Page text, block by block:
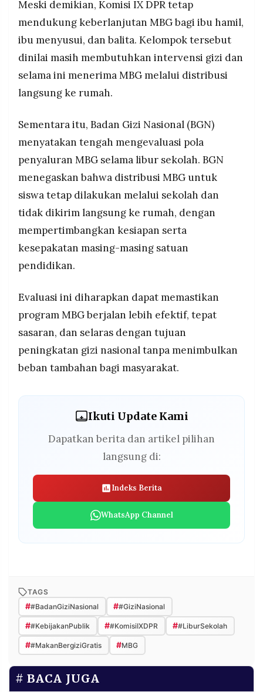
Meski demikian, Komisi IX DPR tetap
mendukung keberlanjutan MBG bagi ibu hamil,
ibu menyusui, dan balita. Kelompok tersebut
dinilai masih membutuhkan intervensi gizi dan
selama ini menerima MBG melalui distribusi
langsung ke rumah.
Sementara itu, Badan Gizi Nasional (BGN)
menyatakan tengah mengevaluasi pola
penyaluran MBG selama libur sekolah. BGN
menegaskan bahwa distribusi MBG untuk
siswa tetap dilakukan melalui sekolah dan
tidak dikirim langsung ke rumah, dengan
mempertimbangkan kesiapan serta
kesepakatan masing-masing satuan
pendidikan.
Evaluasi ini diharapkan dapat memastikan
program MBG berjalan lebih efektif, tepat
sasaran, dan selaras dengan tujuan
peningkatan gizi nasional tanpa menimbulkan
beban tambahan bagi masyarakat.
Ikuti Update Kami
Dapatkan berita dan artikel pilihan
langsung di:
Indeks Berita
WhatsApp Channel
TAGS
##BadanGiziNasional ##GiziNasional
##KebijakanPublik ##KomisiIXDPR ##LiburSekolah
##MakanBergiziGratis #MBG
BACA JUGA